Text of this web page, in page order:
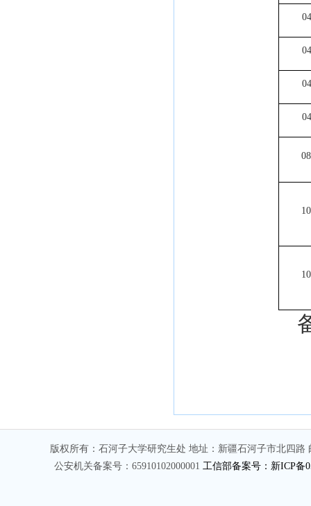
备注：
版权所有：石河子大学研究生处 地址：新疆石河子市北四路
公安机关备案号：65910102000001 工信部备案号：新ICP备